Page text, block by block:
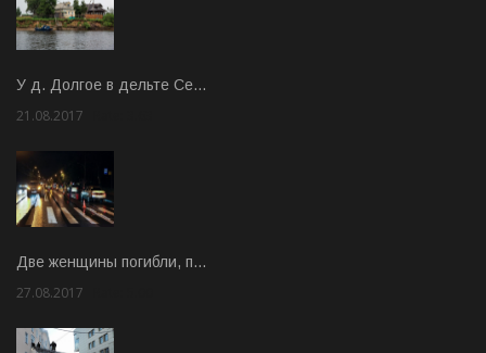
У д. Долгое в дельте Се…
21.08.2017
Две женщины погибли, п…
27.08.2017